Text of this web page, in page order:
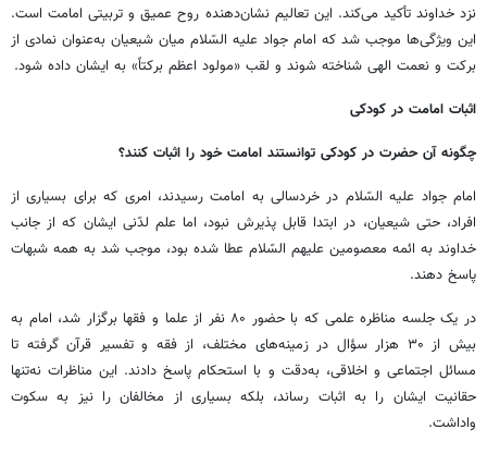
نزد خداوند تأکید می‌کند. این تعالیم نشان‌دهنده روح عمیق و تربیتی امامت است.
این ویژگی‌ها موجب شد که امام جواد علیه السّلام میان شیعیان به‌عنوان نمادی از
برکت و نعمت الهی شناخته شوند و لقب «مولود اعظم برکتاً» به ایشان داده شود.
اثبات امامت در کودکی
چگونه آن حضرت در کودکی توانستند امامت خود را اثبات کنند؟
امام جواد علیه السّلام در خردسالی به امامت رسیدند، امری که برای بسیاری از
افراد، حتی شیعیان، در ابتدا قابل پذیرش نبود، اما علم لدّنی ایشان که از جانب
خداوند به ائمه معصومین علیهم السّلام عطا شده بود، موجب شد به همه شبهات
پاسخ دهند.
در یک جلسه مناظره علمی که با حضور ۸۰ نفر از علما و فقها برگزار شد، امام به
بیش از ۳۰ هزار سؤال در زمینه‌های مختلف، از فقه و تفسیر قرآن گرفته تا
مسائل اجتماعی و اخلاقی، به‌دقت و با استحکام پاسخ دادند. این مناظرات نه‌تنها
حقانیت ایشان را به اثبات رساند، بلکه بسیاری از مخالفان را نیز به سکوت
واداشت.